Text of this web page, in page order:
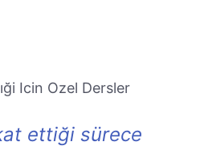
Icin Ozel Dersler
ettiği sürece